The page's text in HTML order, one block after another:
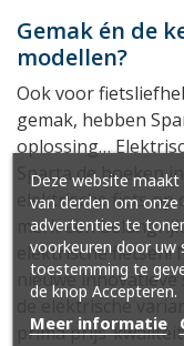
Gemak én de
modellen?
Ook voor
gemak, hebben
oplossing…
Sparta de boeken
elektrische fiets op
merk een
elektrische fietsen!
nieuwe
de elektrische
prima prijs-
Deze website maakt
van derden om
advertenties te
voorkeuren door uw
toestemming te
de knop Accepteren.
Meer informatie